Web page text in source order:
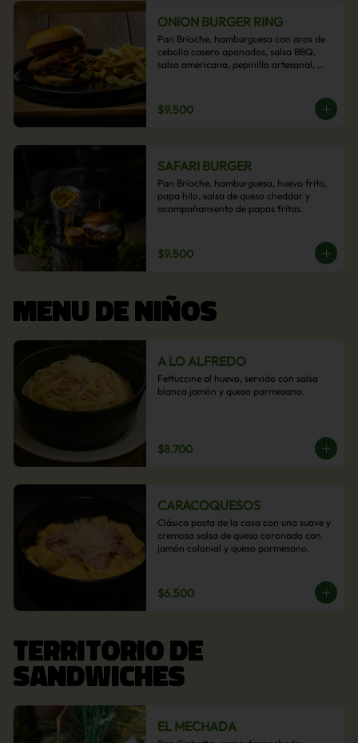
ONION BURGER RING
Pan Brioche, hamburguesa con aros de
cebolla casero apanados, salsa BBQ,
salsa americana, pepinillo artesanal,
papas fritas.
$9.500
SAFARI BURGER
Pan Brioche, hamburguesa, huevo frito,
papa hilo, salsa de queso cheddar y
acompañamiento de papas fritas.
$9.500
MENU DE NIÑOS
A LO ALFREDO
Fettuccine al huevo, servido con salsa
blanca jamón y queso parmesano.
$8.700
CARACOQUESOS
Clásica pasta de la casa con una suave y
cremosa salsa de queso coronado con
jamón colonial y queso parmesano.
$6.500
TERRITORIO DE
SANDWICHES
EL MECHADA